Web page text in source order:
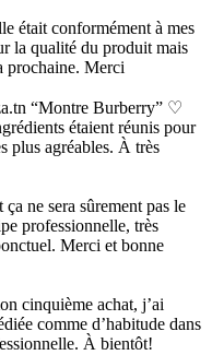
était conformément à mes
la qualité du produit mais
prochaine. Merci
“Montre Burberry” ♡
étaient réunis pour
plus agréables. À très
ne sera sûrement pas le
professionnelle, très
Merci et bonne
cinquième achat, j’ai
comme d’habitude dans
À bientôt!